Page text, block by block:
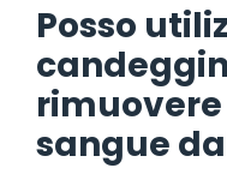
Posso
sangue